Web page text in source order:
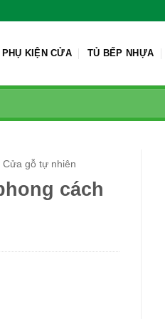
PHỤ KIỆN CỬA TỦ BẾP NHỰA
Cửa gỗ tự nhiên
cách